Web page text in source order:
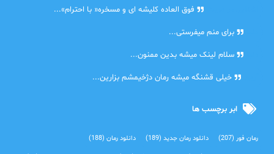
فوق العاده کلیشه ای و مسخره« با احترام»...
برای منم میفرستی...
سلام لینک میشه بدین ممنون...
خیلی قشنگه میشه رمان دژخیمشم بزارین...
ابر برچسب ها
رمان فور(207) دانلود رمان جدید(189) دانلود رمان(188)